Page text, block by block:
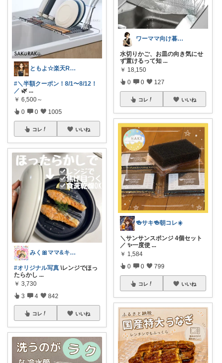
ともよ☆楽天ROOM
#＼半額クーポン！8/1〜8/12！
／ 🌿 ...
￥ 6,500～
0 0 1005
コレ いいね
みく🎀ママ&キッズグッズ🎁
#オリジナル写真 \レンジでほっ
たらかし ...
￥ 3,730
3 4 842
コレ いいね
ワーママ向け暮らしの便利グッズROOM
水切りかご、お皿の向き気にせ
ず置けるって知 ...
￥ 18,150
0 0 127
コレ いいね
🍻サキ🍻朝コレ☀️
＼サンサンスポンジ 4個セット
／ ✨一度使 ...
￥ 1,584
0 0 799
コレ いいね